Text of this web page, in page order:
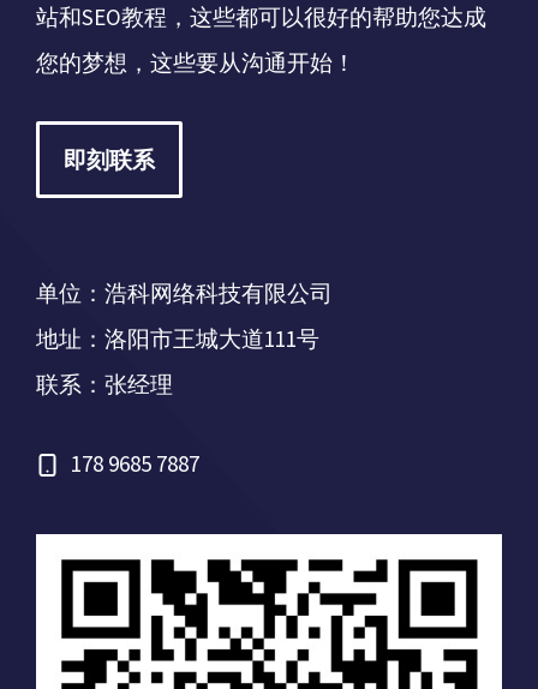
站和SEO教程，这些都可以很好的帮助您达成
您的梦想，这些要从沟通开始！
即刻联系
单位：浩科网络科技有限公司
地址：洛阳市王城大道111号
联系：张经理
178 9685 7887